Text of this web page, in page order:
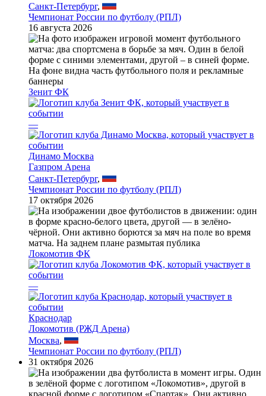
Санкт-Петербург,
Чемпионат России по футболу (РПЛ)
16 августа 2026
Зенит ФК
—
Динамо Москва
Газпром Арена
Санкт-Петербург,
Чемпионат России по футболу (РПЛ)
17 октября 2026
Локомотив ФК
—
Краснодар
Локомотив (РЖД Арена)
Москва,
Чемпионат России по футболу (РПЛ)
31 октября 2026